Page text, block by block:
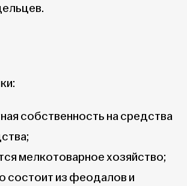
собственность на средства
мелкотоварное хозяйство;
состоит из феодалов и